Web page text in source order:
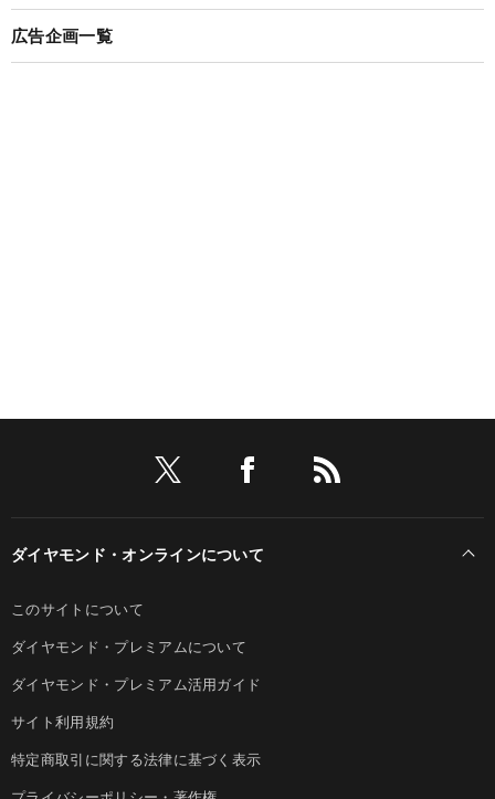
広告企画一覧
ダイヤモンド・オンラインについて
このサイトについて
ダイヤモンド・プレミアムについて
ダイヤモンド・プレミアム活用ガイド
サイト利用規約
特定商取引に関する法律に基づく表示